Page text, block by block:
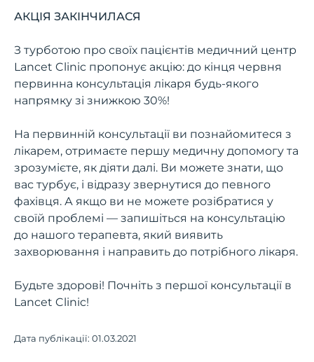
АКЦІЯ ЗАКІНЧИЛАСЯ
З турботою про своїх пацієнтів медичний центр
Lancet Clinic пропонує акцію: до кінця червня
первинна консультація лікаря будь-якого
напрямку зі знижкою 30%!
На первинній консультації ви познайомитеся з
лікарем, отримаєте першу медичну допомогу та
зрозумієте, як діяти далі. Ви можете знати, що
вас турбує, і відразу звернутися до певного
фахівця. А якщо ви не можете розібратися у
своїй проблемі — запишіться на консультацію
до нашого терапевта, який виявить
захворювання і направить до потрібного лікаря.
Будьте здорові! Почніть з першої консультації в
Lancet Clinic!
Дата публікації: 01.03.2021